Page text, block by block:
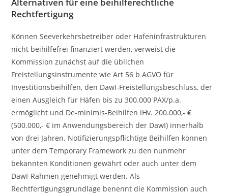
Rechtfertigung
Können Seeverkehrsbetreiber oder Hafeninfrastrukturen
nicht beihilfefrei finanziert werden, verweist die
Kommission zunächst auf die üblichen
Freistellungsinstrumente wie Art 56 b AGVO für
Investitionsbeihilfen, den DawI-Freistellungsbeschluss, der
einen Ausgleich für Häfen bis zu 300.000 PAX/p.a.
ermöglicht und De-minimis-Beihilfen iHv. 200.000,- €
(500.000,- € im Anwendungsbereich der DawI) innerhalb
von drei Jahren. Notifizierungspflichtige Beihilfen können
unter dem Temporary Framework zu den nunmehr
bekannten Konditionen gewährt oder auch unter dem
DawI-Rahmen genehmigt werden. Als
Rechtfertigungsgrundlage benennt die Kommission auch